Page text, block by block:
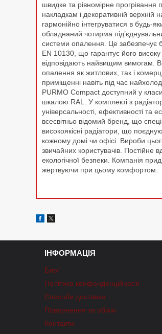
швидке та рівномірне
накладкам і декоративній
гармонійно інтегруватися в будь-
обладнаний чотирма
системи опалення. Це забезпечує
EN 10130, що гарантує його високу
відповідають найвищим вимогам.
опалення як житлових, так і
приміщенні навіть під час
PURMO Compact доступний у
шкалою RAL. У комплекті з
універсальності, ефективності
всесвітньо відомий бренд, що
високоякісні радіатори, що
кожному домі чи офісі. Вироби
звичайних користувачів. Постійне
екологічної безпеки. Компанія
жертвуючи при цьому комфортом.
ІНФОРМАЦІЯ
Блог
Політика конфенденційності
Способи доставки
Повернення та обмін
Контакти